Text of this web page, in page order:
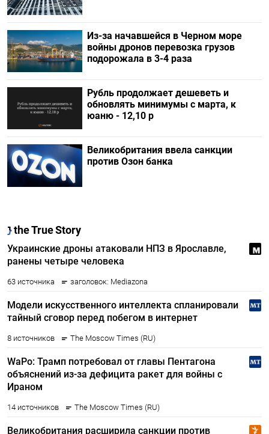
Из-за начавшейся в Черном море
войны дронов перевозка грузов
подорожала в 3-4 раза
Рубль продолжает дешеветь и
обновлять минимумы с марта, к
юаню - 12,10 р
Великобритания ввела санкции
против Озон банка